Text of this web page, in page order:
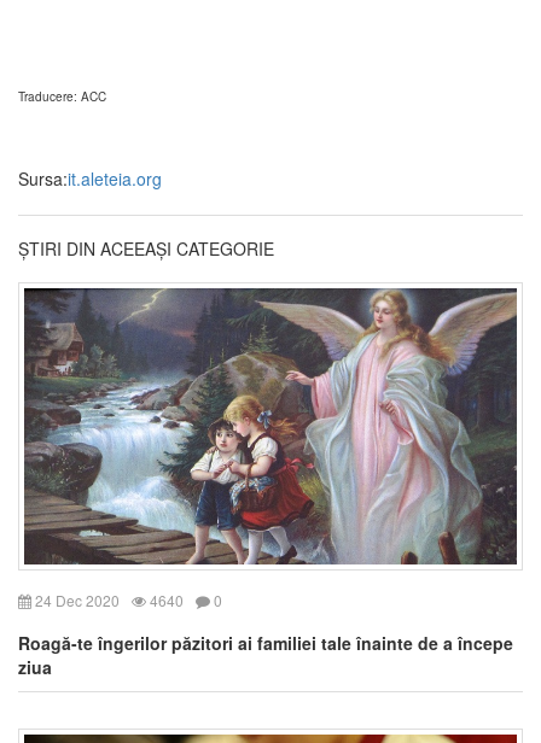
Traducere: ACC
Sursa:it.aleteia.org
ȘTIRI DIN ACEEAȘI CATEGORIE
24 Dec 2020 4640 0
Roagă-te îngerilor păzitori ai familiei tale înainte de a începe
ziua